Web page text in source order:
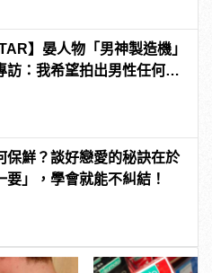
】晏人物「男神製造機」
訪：我希望拍出男性任何尺
保鮮？談好戀愛的秘訣在於
要」，學會就能不糾結！